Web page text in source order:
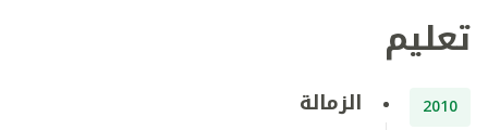
تعليم
2010 الزمالة